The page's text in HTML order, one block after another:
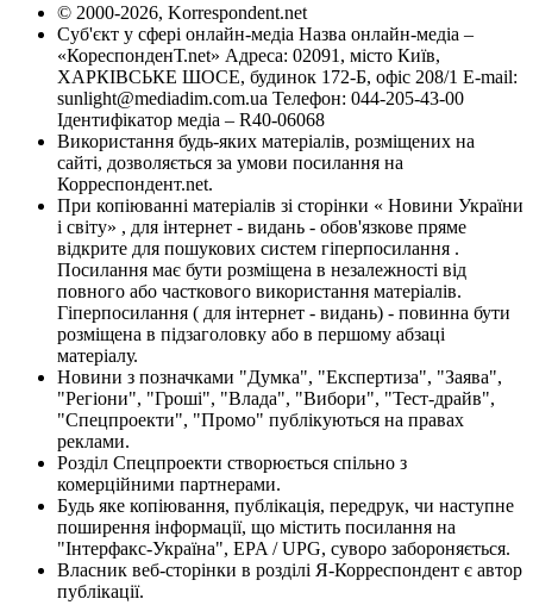
© 2000-2026, Korrespondent.net
Суб'єкт у сфері онлайн-медіа Назва онлайн-медіа –
«КореспонденТ.net» Адреса: 02091, місто Київ,
ХАРКІВСЬКЕ ШОСЕ, будинок 172-Б, офіс 208/1 E-mail:
sunlight@mediadim.com.ua Телефон: 044-205-43-00
Ідентифікатор медіа – R40-06068
Використання будь-яких матеріалів, розміщених на
сайті, дозволяється за умови посилання на
Корреспондент.net.
При копіюванні матеріалів зі сторінки « Новини України
і світу» , для інтернет - видань - обов'язкове пряме
відкрите для пошукових систем гіперпосилання .
Посилання має бути розміщена в незалежності від
повного або часткового використання матеріалів.
Гіперпосилання ( для інтернет - видань) - повинна бути
розміщена в підзаголовку або в першому абзаці
матеріалу.
Новини з позначками "Думка", "Експертиза", "Заява",
"Регіони", "Гроші", "Влада", "Вибори", "Тест-драйв",
"Спецпроекти", "Промо" публікуються на правах
реклами.
Розділ Спецпроекти створюється спільно з
комерційними партнерами.
Будь яке копіювання, публікація, передрук, чи наступне
поширення інформації, що містить посилання на
"Інтерфакс-Україна", EPA / UPG, суворо забороняється.
Власник веб-сторінки в розділі Я-Корреспондент є автор
публікації.